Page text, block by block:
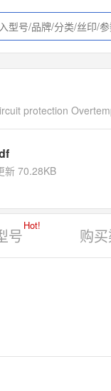
protection
新 70.28KB
号
Hot!
购